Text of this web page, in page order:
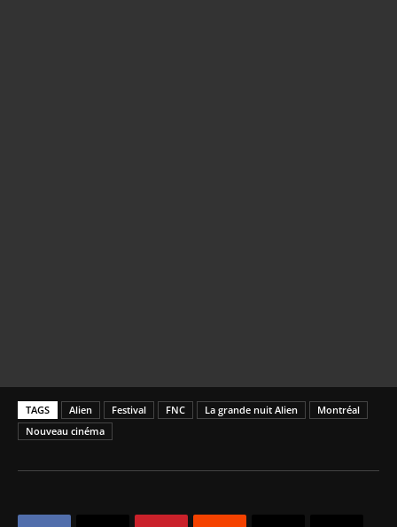
TAGS Alien Festival FNC La grande nuit Alien
Montréal
Nouveau cinéma